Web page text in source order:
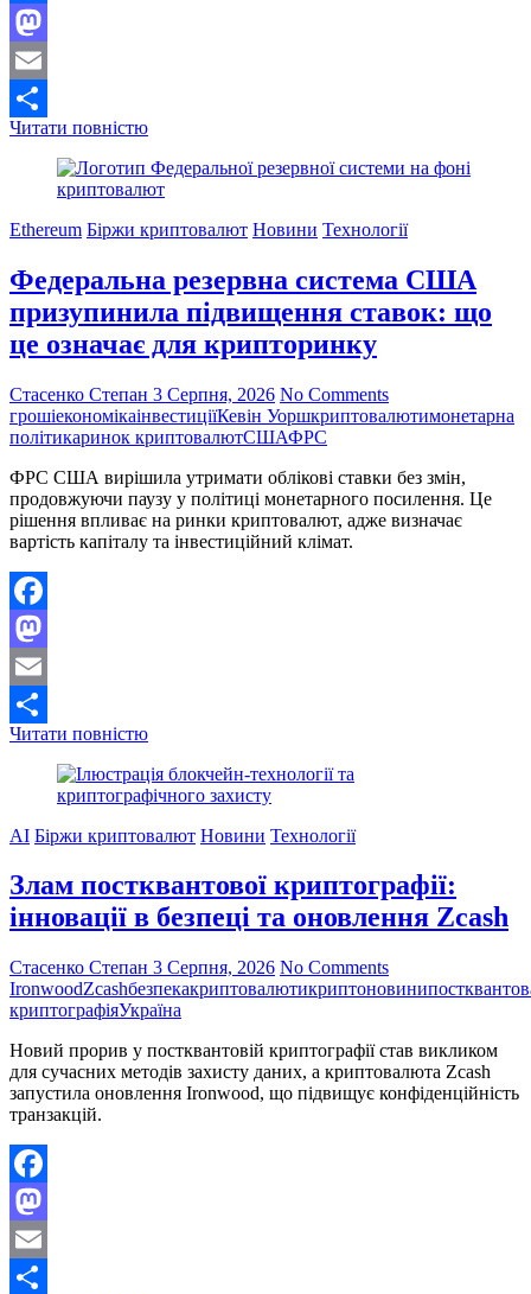
Facebook
Mastodon
Email
Поділитися
Читати повністюЦіни
Bitcoin
під
через
цін
на
нафту
та
розбіжності
ФРС
Ethereum Біржи криптовалют Новини Технології
Федеральна резервна система США
призупинила підвищення ставок: що
це означає для крипторинку
Стасенко Степан 3 Серпня, 2026 No Comments
грошіекономікаінвестиціїКевін Уоршкриптовалютимонетарна
політикаринок криптовалютСШАФРС
ФРС США вирішила утримати облікові ставки без змін,
продовжуючи паузу у політиці монетарного посилення. Це
рішення впливає на ринки криптовалют, адже визначає
вартість капіталу та інвестиційний клімат.
Facebook
Mastodon
Email
Поділитися
Читати повністюФедеральна
система
США
підвищення
що
це
означає
крипторинку
AI Біржи криптовалют Новини Технології
Злам постквантової криптографії:
інновації в безпеці та оновлення Zcash
Стасенко Степан 3 Серпня, 2026 No Comments
IronwoodZcashбезпекакриптовалютикриптоновини
криптографіяУкраїна
Новий прорив у постквантовій криптографії став викликом
для сучасних методів захисту даних, а криптовалюта Zcash
запустила оновлення Ironwood, що підвищує конфіденційність
транзакцій.
Facebook
Mastodon
Email